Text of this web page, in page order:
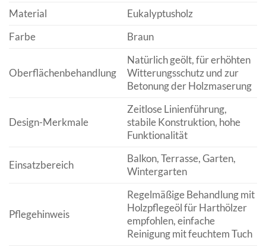
Material
Eukalyptusholz
Farbe
Braun
Oberflächenbehandlung
Natürlich geölt, für erhöhten
Witterungsschutz und zur
Betonung der Holzmaserung
Design-Merkmale
Zeitlose Linienführung,
stabile Konstruktion, hohe
Funktionalität
Einsatzbereich
Balkon, Terrasse, Garten,
Wintergarten
Pflegehinweis
Regelmäßige Behandlung mit
Holzpflegeöl für Harthölzer
empfohlen, einfache
Reinigung mit feuchtem Tuch